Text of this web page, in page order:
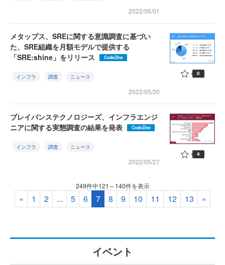
2022/06/01
メタップス、SREに関する意識調査に基づい
た、SRE組織を月額モデルで提供する
「SRE:shine」をリリース
CodeZine
インフラ 調査 ニュース
2022/05/30
0
ブレイバンステクノロジーズ、インフラエンジ
ニアに関する実態調査の結果を発表
CodeZine
インフラ 調査 ニュース
2022/05/27
4
249件中121～140件を表示
« 1 2 ... 5 6 7 8 9 10 11 12 13 »
イベント